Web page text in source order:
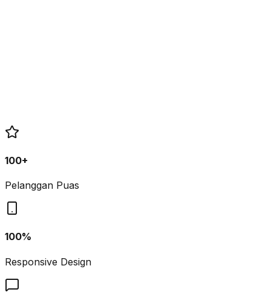
100+
Pelanggan Puas
100%
Responsive Design